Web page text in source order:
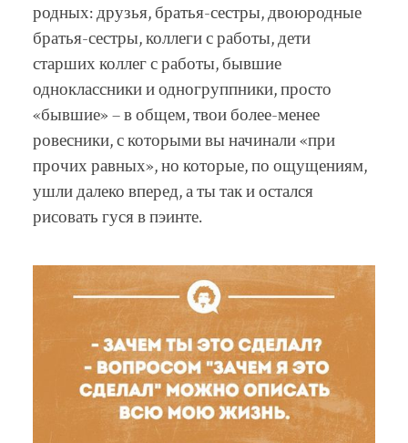
родных: друзья, братья-сестры, двоюродные
братья-сестры, коллеги с работы, дети
старших коллег с работы, бывшие
одноклассники и одногруппники, просто
«бывшие» – в общем, твои более-менее
ровесники, с которыми вы начинали «при
прочих равных», но которые, по ощущениям,
ушли далеко вперед, а ты так и остался
рисовать гуся в пэинте.